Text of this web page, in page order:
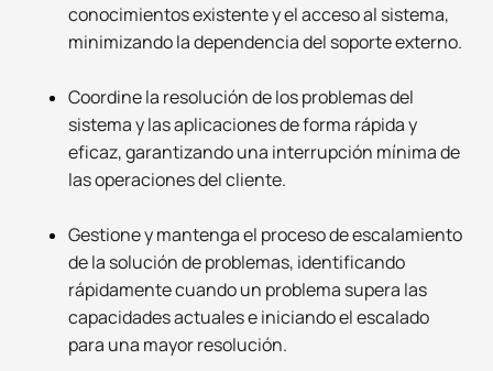
conocimientos existente y el acceso al sistema,
minimizando la dependencia del soporte externo.
Coordine la resolución de los problemas del
sistema y las aplicaciones de forma rápida y
eficaz, garantizando una interrupción mínima de
las operaciones del cliente.
Gestione y mantenga el proceso de escalamiento
de la solución de problemas, identificando
rápidamente cuando un problema supera las
capacidades actuales e iniciando el escalado
para una mayor resolución.